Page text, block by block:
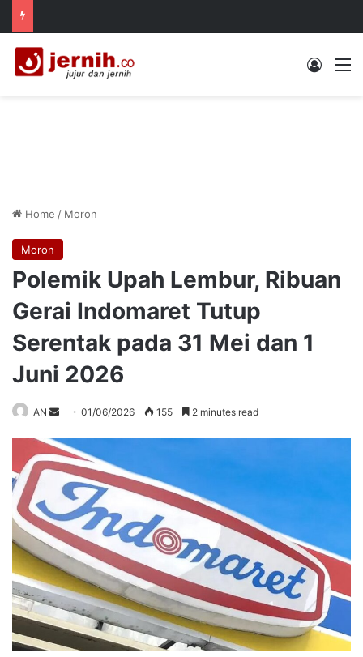
Log In
Home / Moron
Moron
Polemik Upah Lembur, Ribuan
Gerai Indomaret Tutup
Serentak pada 31 Mei dan 1
Juni 2026
AN
Send
email
01/06/2026 155 2 minutes read